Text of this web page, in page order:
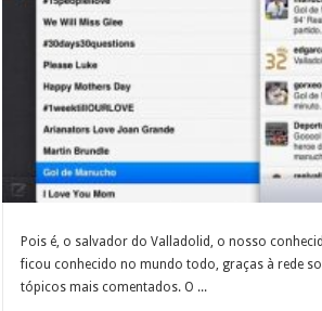
Pois é, o salvador do Valladolid, o nosso
ficou conhecido no mundo todo, graças à rede
tópicos mais comentados. O ...